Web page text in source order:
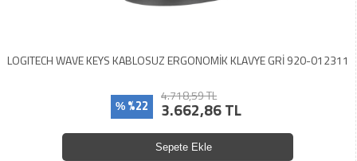
LOGITECH WAVE KEYS KABLOSUZ ERGONOMİK KLAVYE GRİ 920-012311
% %22
4.718,59 TL
3.662,86 TL
Sepete Ekle